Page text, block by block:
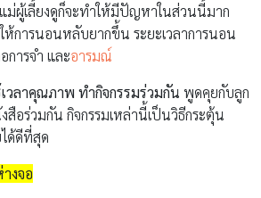
ผู้เลี้ยงดูก็จะทำให้มีปัญหาในส่วนนี้มาก
การนอนหลับยากขึ้น ระยะเวลาการนอน
การจำ และอารมณ์
วลาคุณภาพ ทำกิจกรรมร่วมกัน พูดคุยกับลูก
อร่วมกัน กิจกรรมเหล่านี้เป็นวิธีกระตุ้น
ด้ดีที่สุด
งจอ